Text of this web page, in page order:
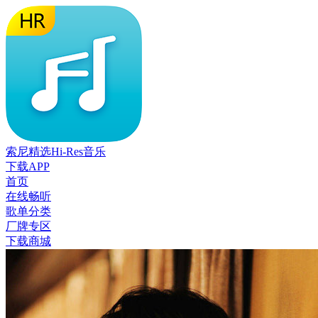
索尼精选Hi-Res音乐
下载APP
首页
在线畅听
歌单分类
厂牌专区
下载商城